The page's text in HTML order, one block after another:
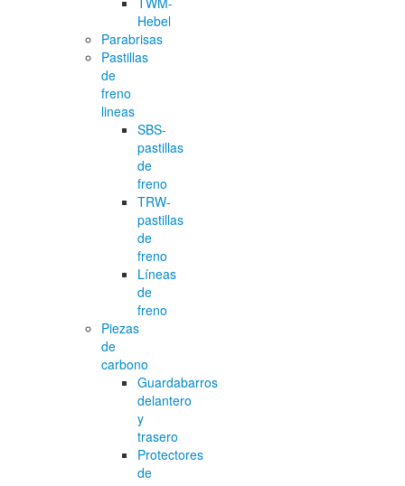
Hebel
Parabrisas
Pastillas
de
freno
lineas
SBS-
pastillas
de
freno
TRW-
pastillas
de
freno
Líneas
de
freno
Piezas
de
carbono
Guardabarros
delantero
y
trasero
Protectores
de